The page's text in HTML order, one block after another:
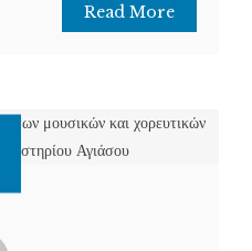
Read More